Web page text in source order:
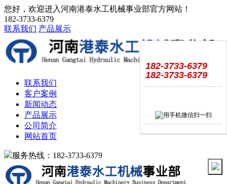
您好，欢迎进入河南港泰水工机械事业部官方网站！
182-3733-6379
联系我们 产品展示
联系我们
客户案例
新闻动态
产品展示
公司简介
网站首页
服务热线：182-3733-6379
182-3733-6379
182-3733-6379